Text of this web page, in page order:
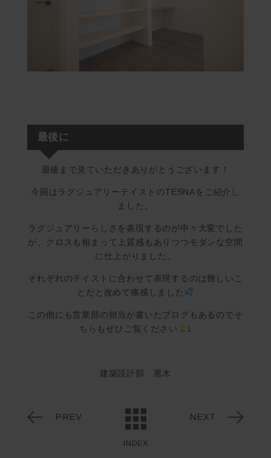
最後に
最後まで見ていただきありがとうございます！
今回はラグジュアリーテイストのTESNAをご紹介し
ました。
ラグジュアリーらしさを表現するのが中々大変でした
が、クロスも相まって上質感もありつつモダンな空間
に仕上がりました。
それぞれのテイストに合わせて表現するのは難しいこ
とだと改めて痛感しました
この他にも営業部の担当が書いたブログもあるのでそ
ちらもぜひご覧ください
⤵
建築設計部 黒木
PREV
INDEX
NEXT